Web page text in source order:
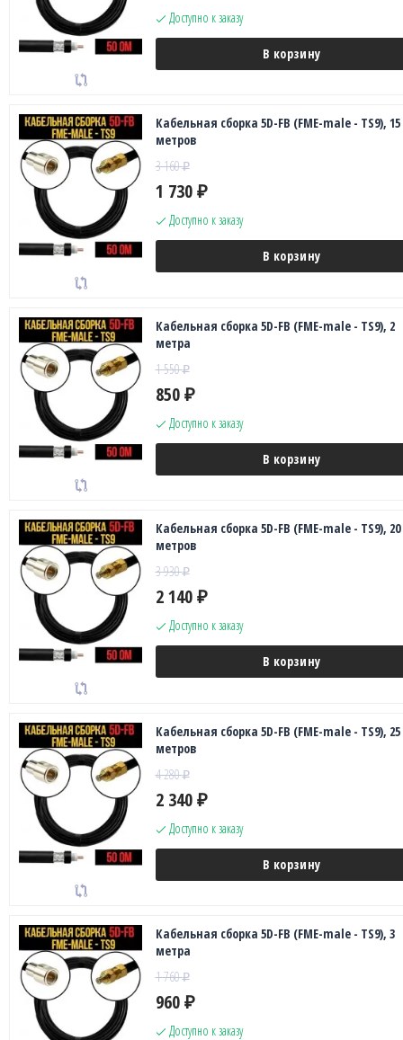
Доступно к заказу
В корзину
Кабельная сборка 5D-FB (FME-male - TS9), 15
метров
3 160₽
1 730 ₽
Доступно к заказу
В корзину
Кабельная сборка 5D-FB (FME-male - TS9), 2
метра
1 550₽
850 ₽
Доступно к заказу
В корзину
Кабельная сборка 5D-FB (FME-male - TS9), 20
метров
3 930₽
2 140 ₽
Доступно к заказу
В корзину
Кабельная сборка 5D-FB (FME-male - TS9), 25
метров
4 280₽
2 340 ₽
Доступно к заказу
В корзину
Кабельная сборка 5D-FB (FME-male - TS9), 3
метра
1 760₽
960 ₽
Доступно к заказу